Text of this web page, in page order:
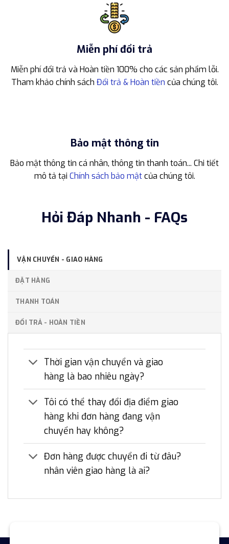
Miễn phí đổi trả
Miễn phí đổi trả và Hoàn tiền 100% cho các sản phẩm lỗi.
Tham khảo chính sách Đổi trả & Hoàn tiền của chúng tôi.
Bảo mật thông tin
Bảo mật thông tin cá nhân, thông tin thanh toán... Chi tiết
mô tả tại Chính sách bảo mậtcủa chúng tôi.
Hỏi Đáp Nhanh - FAQs
VẬN CHUYỂN - GIAO HÀNG
ĐẶT HÀNG
THANH TOÁN
ĐỔI TRẢ - HOÀN TIỀN
Thời gian vận chuyển và giao
hàng là bao nhiêu ngày?
Tôi có thể thay đổi địa điểm giao
hàng khi đơn hàng đang vận
chuyển hay không?
Đơn hàng được chuyển đi từ đâu?
nhân viên giao hàng là ai?